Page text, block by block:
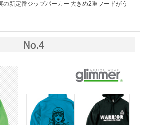
の新定番ジップパーカー 大きめ2重フードがう